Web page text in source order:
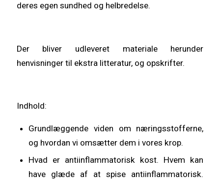
deres egen sundhed og helbredelse.
Der bliver udleveret materiale herunder
henvisninger til ekstra litteratur, og opskrifter.
Indhold:
Grundlæggende viden om næringsstofferne,
og hvordan vi omsætter dem i vores krop.
Hvad er antiinflammatorisk kost. Hvem kan
have glæde af at spise antiinflammatorisk.